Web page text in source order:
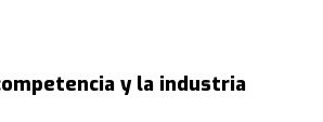
y la industria